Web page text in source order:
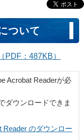
ついて
PDF：487KB）
Acrobat Readerが必
ダウンロードできま
Reader のダウンロー